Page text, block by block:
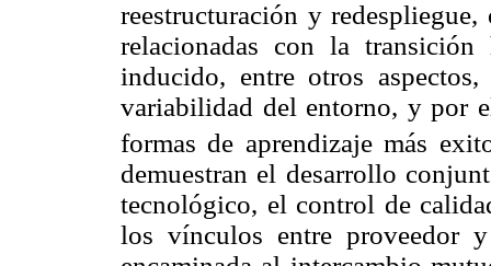
reestructuración y
relacionadas con la
inducido, entre otros
variabilidad del entorno, y por
formas de aprendizaje más
demuestran el desarrollo
tecnológico, el control de
los vínculos entre proveedor